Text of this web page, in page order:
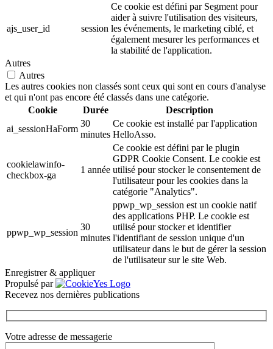
ajs_user_id session
Ce cookie est défini par Segment pour
aider à suivre l'utilisation des visiteurs,
les événements, le marketing ciblé, et
également mesurer les performances et
la stabilité de l'application.
Autres
Autres
Les autres cookies non classés sont ceux qui sont en cours d'analyse
et qui n'ont pas encore été classés dans une catégorie.
Cookie
Durée
Description
ai_sessionHaForm
30
minutes
Ce cookie est installé par l'application
HelloAsso.
cookielawinfo-
checkbox-ga
1 année
Ce cookie est défini par le plugin
GDPR Cookie Consent. Le cookie est
utilisé pour stocker le consentement de
l'utilisateur pour les cookies dans la
catégorie "Analytics".
ppwp_wp_session
30
minutes
ppwp_wp_session est un cookie natif
des applications PHP. Le cookie est
utilisé pour stocker et identifier
l'identifiant de session unique d'un
utilisateur dans le but de gérer la session
de l'utilisateur sur le site Web.
Enregistrer & appliquer
Propulsé par
Recevez nos dernières publications
Votre adresse de messagerie